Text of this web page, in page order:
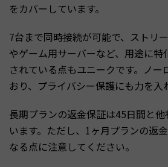
をカバーしています。
7台まで同時接続が可能で、ストリ
やゲーム用サーバーなど、用途に特
されている点もユニークです。ノー
おり、プライバシー保護にも力を入
長期プランの返金保証は45日間と
います。ただし、1ヶ月プランの返
なる点に注意してください。